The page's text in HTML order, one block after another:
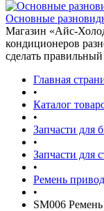
Основные
Магазин «Айс-
кондиционеров
сделать
Главная
•
Каталог
•
Запчасти для
•
Запчасти для
•
Ремень
•
SM006